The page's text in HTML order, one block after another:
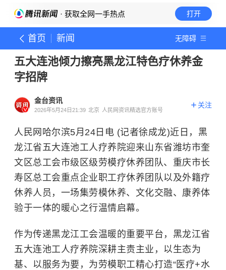
· 获取全网一手热点 打开
首页 新闻 无障碍
五大连池倾力擦亮黑龙江特色疗休养金
字招牌
金台资讯
2026年5月24日21:39 北京 人民网资讯精选官方账号
关注
人民网哈尔滨5月24日电 (记者徐成龙)近日，黑
龙江省五大连池工人疗养院迎来山东省潍坊市奎
文区总工会市级区级劳模疗休养团队、重庆市长
寿区总工会重点企业职工疗休养团队以及外籍疗
休养人员，一场集劳模休养、文化交融、康养体
验于一体的暖心之行温情启幕。
作为传递黑龙江工会温暖的重要平台，黑龙江省
五大连池工人疗养院深耕主责主业，以生态为
基、以服务为要，为劳模职工精心打造“医疗+水